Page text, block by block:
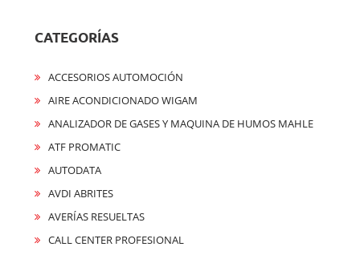
CATEGORÍAS
ACCESORIOS AUTOMOCIÓN
AIRE ACONDICIONADO WIGAM
ANALIZADOR DE GASES Y MAQUINA DE HUMOS MAHLE
ATF PROMATIC
AUTODATA
AVDI ABRITES
AVERÍAS RESUELTAS
CALL CENTER PROFESIONAL